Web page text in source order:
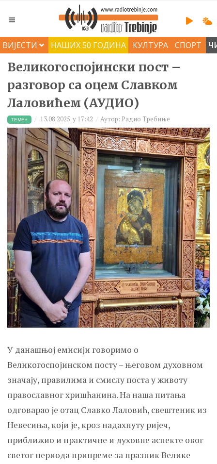
ВИЈЕСТИ НАШИХ 50 ГОДИНА КУЛТУРА СПОРТ
Великогоспојински пост –
разговор са оцем Славком
Лаловићем (АУДИО)
ТЕМЕ+ 13.08.2025. у 17:42 Аутор: Радио Требиње
У данашњој емисији говоримо о
Великогоспојинском посту – његовом духовном
значају, правилима и смислу поста у животу
православног хришћанина. На наша питања
одговарао је отац Славко Лаловић, свештеник из
Невесиња, који је, кроз надахнуту ријеч,
приближио и практичне и духовне аспекте овог
светог периода припреме за празник Велике